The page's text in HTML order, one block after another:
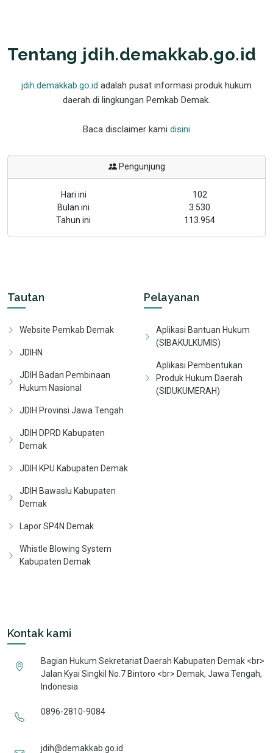
Tentang jdih.demakkab.go.id
jdih.demakkab.go.id adalah pusat informasi produk hukum
daerah di lingkungan Pemkab Demak.
Baca disclaimer kami disini
Pengunjung
Hari ini
102
Bulan ini
3.530
Tahun ini
113.954
Tautan
Website Pemkab Demak
JDIHN
JDIH Badan Pembinaan
Hukum Nasional
JDIH Provinsi Jawa Tengah
JDIH DPRD Kabupaten
Demak
JDIH KPU Kabupaten Demak
JDIH Bawaslu Kabupaten
Demak
Lapor SP4N Demak
Whistle Blowing System
Kabupaten Demak
Pelayanan
Aplikasi Bantuan Hukum
(SIBAKULKUMIS)
Aplikasi Pembentukan
Produk Hukum Daerah
(SIDUKUMERAH)
Kontak kami
Bagian Hukum Sekretariat Daerah Kabupaten Demak <br>
Jalan Kyai Singkil No.7 Bintoro <br> Demak, Jawa Tengah,
Indonesia
0896-2810-9084
jdih@demakkab.go.id